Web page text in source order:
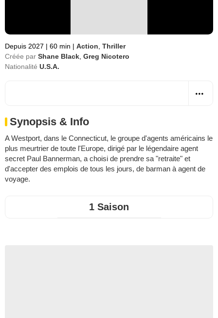
Depuis 2027 | 60 min | Action Thriller
Créée par Shane Black Greg Nicotero
Nationalité U.S.A.
Synopsis & Info
A Westport, dans le Connecticut, le groupe d'agents américains le
plus meurtrier de toute l'Europe, dirigé par le légendaire agent
secret Paul Bannerman, a choisi de prendre sa "retraite" et
d'accepter des emplois de tous les jours, de barman à agent de
voyage.
1 Saison